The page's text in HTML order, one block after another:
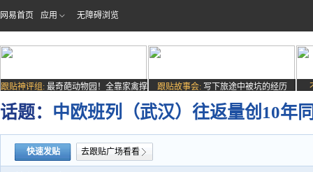
网易首页 应用 无障碍浏览
跟贴神评组: 最奇葩动物园！全靠家禽撑
场子
跟贴故事会: 写下旅途中被坑的经历
话题： 中欧班列（武汉）往返量创10年
快速发贴 去跟贴广场看看